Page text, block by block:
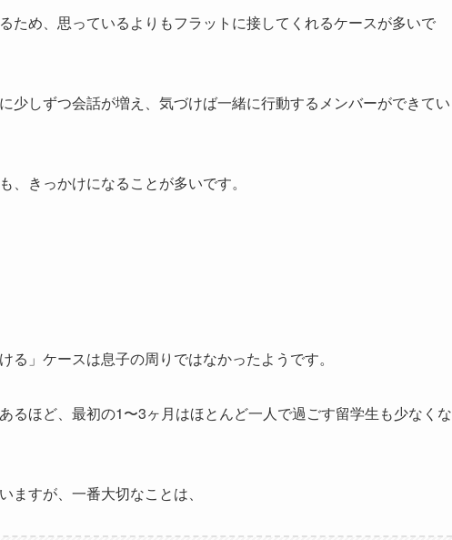
ため、思っているよりもフラットに接してくれるケースが多いで
少しずつ会話が増え、気づけば一緒に行動するメンバーができてい
きっかけになることが多いです。
」ケースは息子の周りではなかったようです。
るほど、最初の1〜3ヶ月はほとんど一人で過ごす留学生も少なくな
ますが、一番大切なことは、